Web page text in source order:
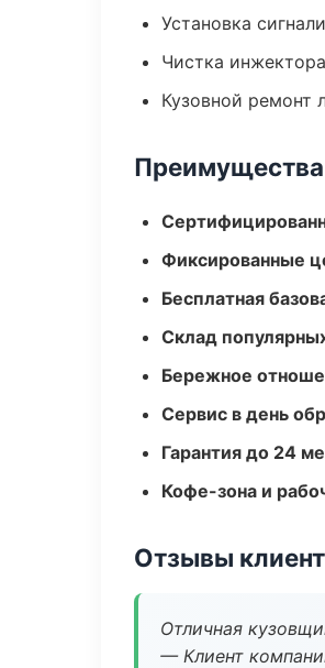
Установка
Чистка
Кузовной ремонт
Фиксированные
Бесплатная
Склад
Бережное
Сервис в день
Гарантия до 24
Кофе-зона и
Отзывы
Отличная
— Клиент